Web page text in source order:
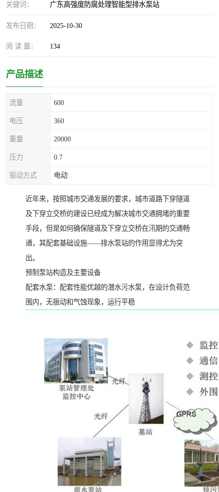
关键词： 广东高强度防腐处理智能型排水泵站
发布日期： 2025-10-30
阅 读 量： 134
产品描述
流量 600
电压 360
重量 20000
压力 0.7
驱动方式 电动
近年来，按照城市交通发展的要求，城市道路下穿隧道
及下穿立交桥的建设已经成为解决城市交通拥堵的重要
手段，但是如何确保隧道及下穿立交桥在汛期的交通畅
通，其配套基础设施——排水泵站的作用显得尤为突
出。
预制泵站构造及主要设备
配套水泵：配套性能优越的潜水污水泵，在设计负荷范
围内，无振动和气蚀现象，运行平稳